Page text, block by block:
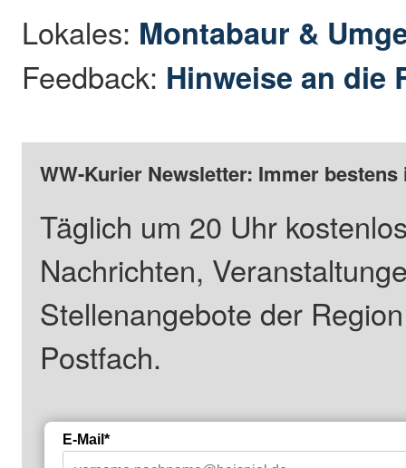
Lokales: Montabaur &
Feedback: Hinweise an die
WW-Kurier Newsletter: Immer
Täglich um 20 Uhr
Nachrichten,
Stellenangebote der
Postfach.
E-Mail*